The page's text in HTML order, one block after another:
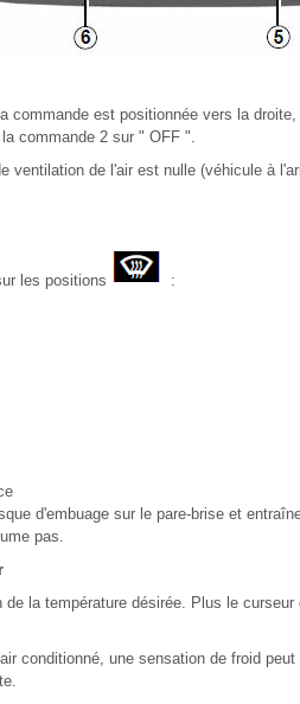
commande est positionnée vers la
commande 2 sur " OFF ".
ventilation de l'air est nulle (véhicule à
les positions :
d'embuage sur le pare-brise et
pas.
la température désirée. Plus le
conditionné, une sensation de froid